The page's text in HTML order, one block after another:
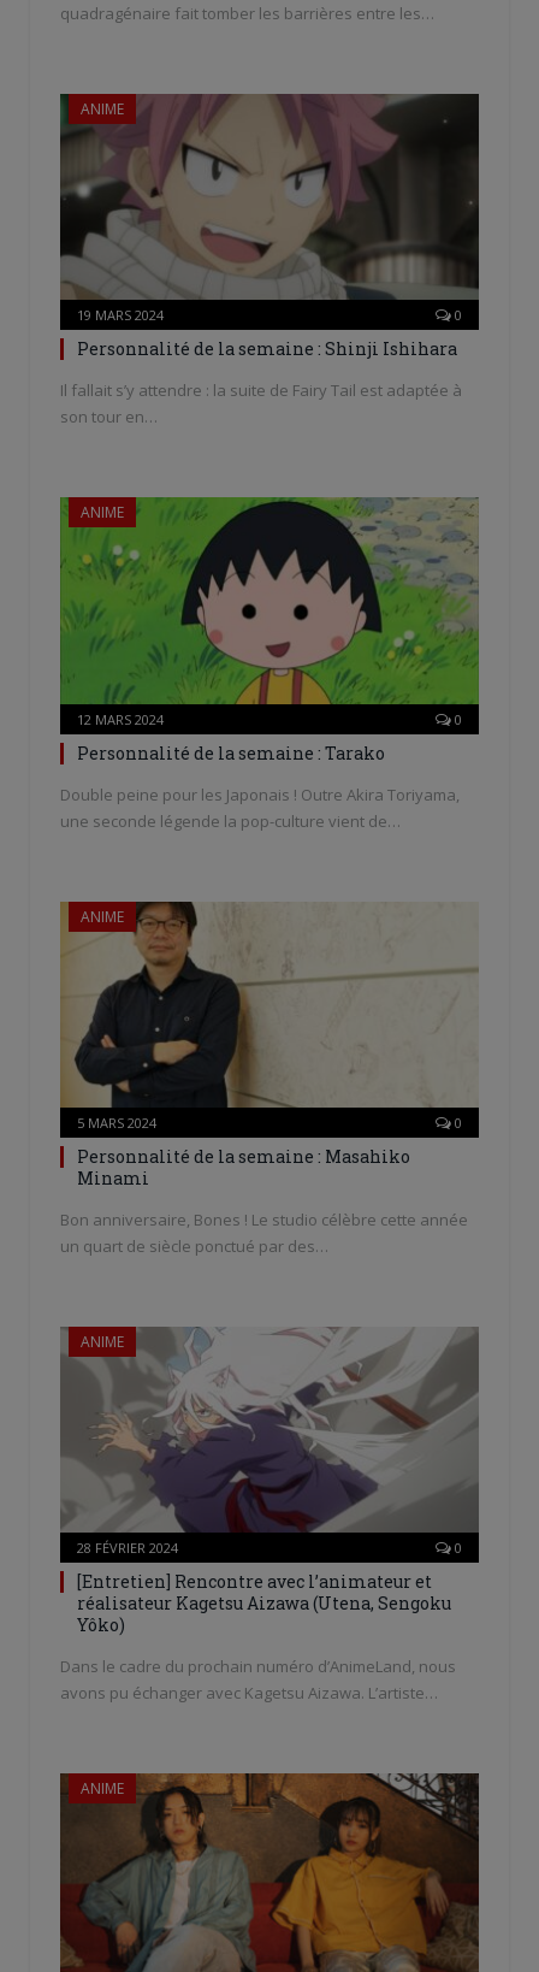
quadragénaire fait tomber les barrières entre les…
ANIME
19 MARS 2024 0
Personnalité de la semaine : Shinji Ishihara
Il fallait s’y attendre : la suite de Fairy Tail est adaptée à
son tour en…
ANIME
12 MARS 2024 0
Personnalité de la semaine : Tarako
Double peine pour les Japonais ! Outre Akira Toriyama,
une seconde légende la pop-culture vient de…
ANIME
5 MARS 2024 0
Personnalité de la semaine : Masahiko
Minami
Bon anniversaire, Bones ! Le studio célèbre cette année
un quart de siècle ponctué par des…
ANIME
28 FÉVRIER 2024 0
[Entretien] Rencontre avec l’animateur et
réalisateur Kagetsu Aizawa (Utena, Sengoku
Yôko)
Dans le cadre du prochain numéro d’AnimeLand, nous
avons pu échanger avec Kagetsu Aizawa. L’artiste…
ANIME